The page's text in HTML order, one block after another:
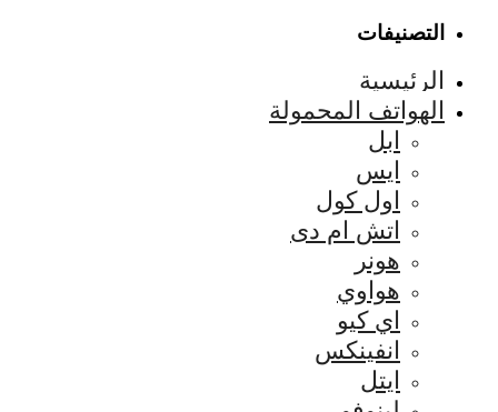
التصنيفات
الرئيسية
الهواتف المحمولة
ابل
ايس
اول كول
اتش ام دى
هونر
هواوي
اي كيو
انفينكس
ايتل